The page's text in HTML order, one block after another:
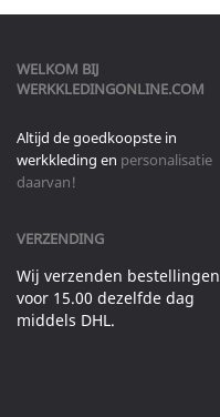
WELKOM BIJ
WERKKLEDINGONLINE.COM
Altijd de goedkoopste in
werkkleding en personalisatie
daarvan!
VERZENDING
Wij verzenden bestellingen
voor 15.00 dezelfde dag
middels DHL.